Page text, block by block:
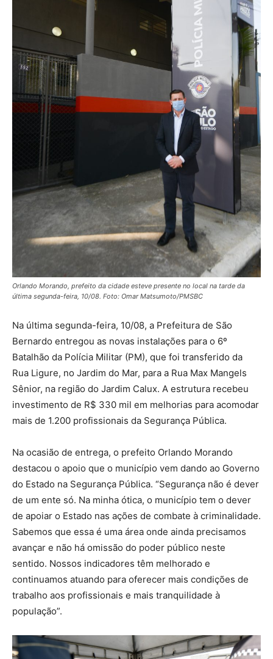
Orlando Morando, prefeito da cidade esteve presente no local na tarde da
última segunda-feira, 10/08. Foto: Omar Matsumoto/PMSBC
Na última segunda-feira, 10/08, a Prefeitura de São
Bernardo entregou as novas instalações para o 6º
Batalhão da Polícia Militar (PM), que foi transferido da
Rua Ligure, no Jardim do Mar, para a Rua Max Mangels
Sênior, na região do Jardim Calux. A estrutura recebeu
investimento de R$ 330 mil em melhorias para acomodar
mais de 1.200 profissionais da Segurança Pública.
Na ocasião de entrega, o prefeito Orlando Morando
destacou o apoio que o município vem dando ao Governo
do Estado na Segurança Pública. “Segurança não é dever
de um ente só. Na minha ótica, o município tem o dever
de apoiar o Estado nas ações de combate à criminalidade.
Sabemos que essa é uma área onde ainda precisamos
avançar e não há omissão do poder público neste
sentido. Nossos indicadores têm melhorado e
continuamos atuando para oferecer mais condições de
trabalho aos profissionais e mais tranquilidade à
população”.